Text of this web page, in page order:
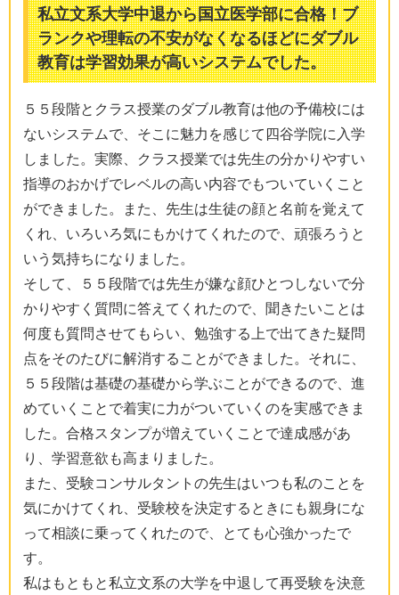
私立文系大学中退から国立医学部に合格！ブ
ランクや理転の不安がなくなるほどにダブル
教育は学習効果が高いシステムでした。
５５段階とクラス授業のダブル教育は他の予備校には
ないシステムで、そこに魅力を感じて四谷学院に入学
しました。実際、クラス授業では先生の分かりやすい
指導のおかげでレベルの高い内容でもついていくこと
ができました。また、先生は生徒の顔と名前を覚えて
くれ、いろいろ気にもかけてくれたので、頑張ろうと
いう気持ちになりました。
そして、５５段階では先生が嫌な顔ひとつしないで分
かりやすく質問に答えてくれたので、聞きたいことは
何度も質問させてもらい、勉強する上で出てきた疑問
点をそのたびに解消することができました。それに、
５５段階は基礎の基礎から学ぶことができるので、進
めていくことで着実に力がついていくのを実感できま
した。合格スタンプが増えていくことで達成感があ
り、学習意欲も高まりました。
また、受験コンサルタントの先生はいつも私のことを
気にかけてくれ、受験校を決定するときにも親身にな
って相談に乗ってくれたので、とても心強かったで
す。
私はもともと私立文系の大学を中退して再受験を決意